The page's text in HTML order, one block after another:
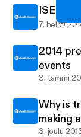
ISES
7. helmi
2014
events
3. tammi
Why is
making
3. joulu